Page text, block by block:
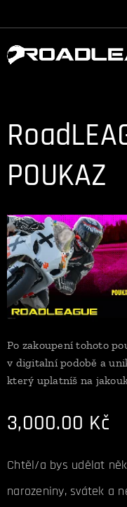
POUKAZ
Po zakoupení tohoto
v digitalní podobě a
který uplatníš na
3,000.00 Kč
Chtěl/a bys udělat
narozeniny, svátek a